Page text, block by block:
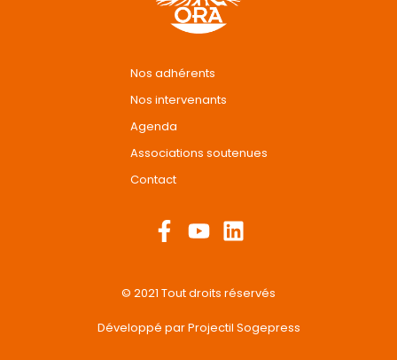
Nos adhérents
Nos intervenants
Agenda
Associations soutenues
Contact
F
a
e
o
Y
o
t
b
L
i
k
d
© 2021 Tout droits réservés
Développé parProjectil Sogepress